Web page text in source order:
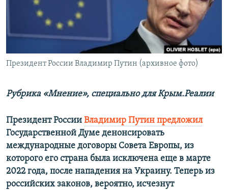
ПОБЕДИТЕЛЕЙ НЕ СУДЯТ?
КРЫМ.НЕПОКОРЕННЫЙ
УКРАИНСКАЯ ПРОБЛЕМА КРЫМА
ПРИСОЕДИНЯЙТЕСЬ!
Президент России Владимир Путин (архивное фото)
Рубрика «Мнение», специально для Крым.Реалии
Президент России Владимир Путин предложил
Государственной Думе денонсировать
международные договоры Совета Европы, из
которого его страна была исключена еще в марте
2022 года, после нападения на Украину. Теперь из
российских законов, вероятно, исчезнут